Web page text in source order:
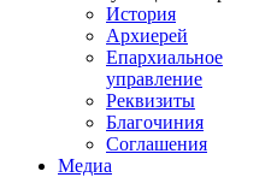
История
Архиерей
Епархиальное
управление
Реквизиты
Благочиния
Соглашения
Медиа